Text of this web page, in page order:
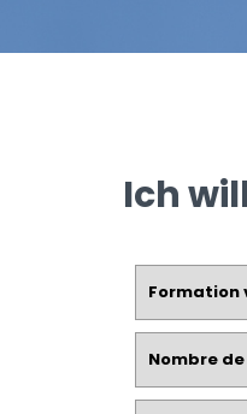
Ich
Formation
Nombre